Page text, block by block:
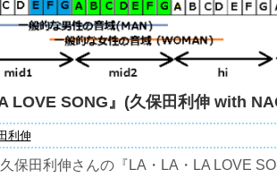
LOVE SONG』(久保田利伸 with
利伸
保田利伸さんの『LA・LA・LA LOVE